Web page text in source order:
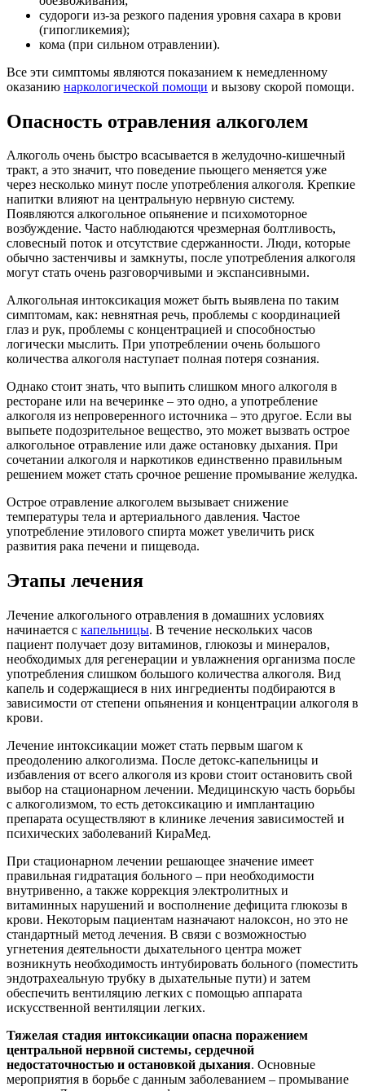
судороги из-за резкого падения уровня сахара в крови
(гипогликемия);
кома (при сильном отравлении).
Все эти симптомы являются показанием к немедленному
оказанию наркологической помощи и вызову скорой помощи.
Опасность отравления алкоголем
Алкоголь очень быстро всасывается в желудочно-кишечный
тракт, а это значит, что поведение пьющего меняется уже
через несколько минут после употребления алкоголя. Крепкие
напитки влияют на центральную нервную систему.
Появляются алкогольное опьянение и психомоторное
возбуждение. Часто наблюдаются чрезмерная болтливость,
словесный поток и отсутствие сдержанности. Люди, которые
обычно застенчивы и замкнуты, после употребления алкоголя
могут стать очень разговорчивыми и экспансивными.
Алкогольная интоксикация может быть выявлена по таким
симптомам, как: невнятная речь, проблемы с координацией
глаз и рук, проблемы с концентрацией и способностью
логически мыслить. При употреблении очень большого
количества алкоголя наступает полная потеря сознания.
Однако стоит знать, что выпить слишком много алкоголя в
ресторане или на вечеринке – это одно, а употребление
алкоголя из непроверенного источника – это другое. Если вы
выпьете подозрительное вещество, это может вызвать острое
алкогольное отравление или даже остановку дыхания. При
сочетании алкоголя и наркотиков единственно правильным
решением может стать срочное решение промывание желудка.
Острое отравление алкоголем вызывает снижение
температуры тела и артериального давления. Частое
употребление этилового спирта может увеличить риск
развития рака печени и пищевода.
Этапы лечения
Лечение алкогольного отравления в домашних условиях
начинается с капельницы. В течение нескольких часов
пациент получает дозу витаминов, глюкозы и минералов,
необходимых для регенерации и увлажнения организма после
употребления слишком большого количества алкоголя. Вид
капель и содержащиеся в них ингредиенты подбираются в
зависимости от степени опьянения и концентрации алкоголя в
крови.
Лечение интоксикации может стать первым шагом к
преодолению алкоголизма. После детокс-капельницы и
избавления от всего алкоголя из крови стоит остановить свой
выбор на стационарном лечении. Медицинскую часть борьбы
с алкоголизмом, то есть детоксикацию и имплантацию
препарата осуществляют в клинике лечения зависимостей и
психических заболеваний КираМед.
При стационарном лечении решающее значение имеет
правильная гидратация больного – при необходимости
внутривенно, а также коррекция электролитных и
витаминных нарушений и восполнение дефицита глюкозы в
крови. Некоторым пациентам назначают налоксон, но это не
стандартный метод лечения. В связи с возможностью
угнетения деятельности дыхательного центра может
возникнуть необходимость интубировать больного (поместить
эндотрахеальную трубку в дыхательные пути) и затем
обеспечить вентиляцию легких с помощью аппарата
искусственной вентиляции легких.
Тяжелая стадия интоксикации опасна поражением
центральной нервной системы, сердечной
недостаточностью и остановкой дыхания. Основные
мероприятия в борьбе с данным заболеванием – промывание